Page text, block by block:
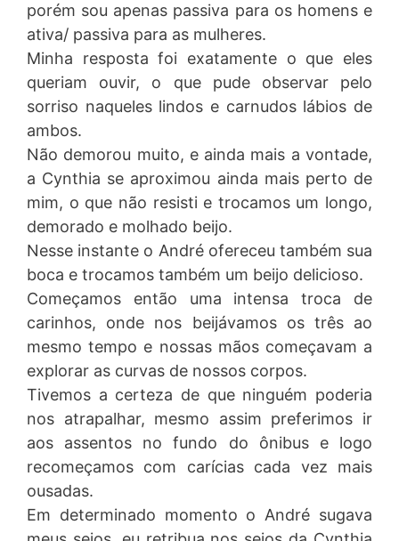
porém sou apenas passiva para os homens e
ativa/ passiva para as mulheres.
Minha resposta foi exatamente o que eles
queriam ouvir, o que pude observar pelo
sorriso naqueles lindos e carnudos lábios de
ambos.
Não demorou muito, e ainda mais a vontade,
a Cynthia se aproximou ainda mais perto de
mim, o que não resisti e trocamos um longo,
demorado e molhado beijo.
Nesse instante o André ofereceu também sua
boca e trocamos também um beijo delicioso.
Começamos então uma intensa troca de
carinhos, onde nos beijávamos os três ao
mesmo tempo e nossas mãos começavam a
explorar as curvas de nossos corpos.
Tivemos a certeza de que ninguém poderia
nos atrapalhar, mesmo assim preferimos ir
aos assentos no fundo do ônibus e logo
recomeçamos com carícias cada vez mais
ousadas.
Em determinado momento o André sugava